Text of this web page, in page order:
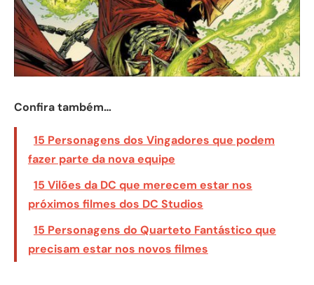
Confira também…
15 Personagens dos Vingadores que podem
fazer parte da nova equipe
15 Vilões da DC que merecem estar nos
próximos filmes dos DC Studios
15 Personagens do Quarteto Fantástico que
precisam estar nos novos filmes